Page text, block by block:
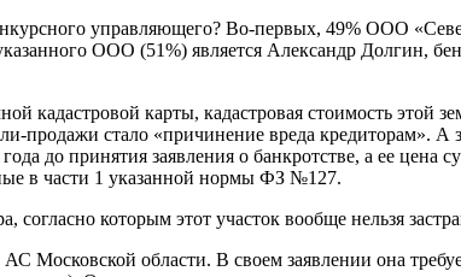
управляющего? Во-первых, 49% ООО
ООО (51%) является Александр Долгин,
кадастровой карты, кадастровая стоимость этой
продажи стало «причинение вреда кредиторам».
до принятия заявления о банкротстве, а ее
в части 1 указанной нормы ФЗ №127.
согласно которым этот участок вообще нельзя
Московской области. В своем заявлении она